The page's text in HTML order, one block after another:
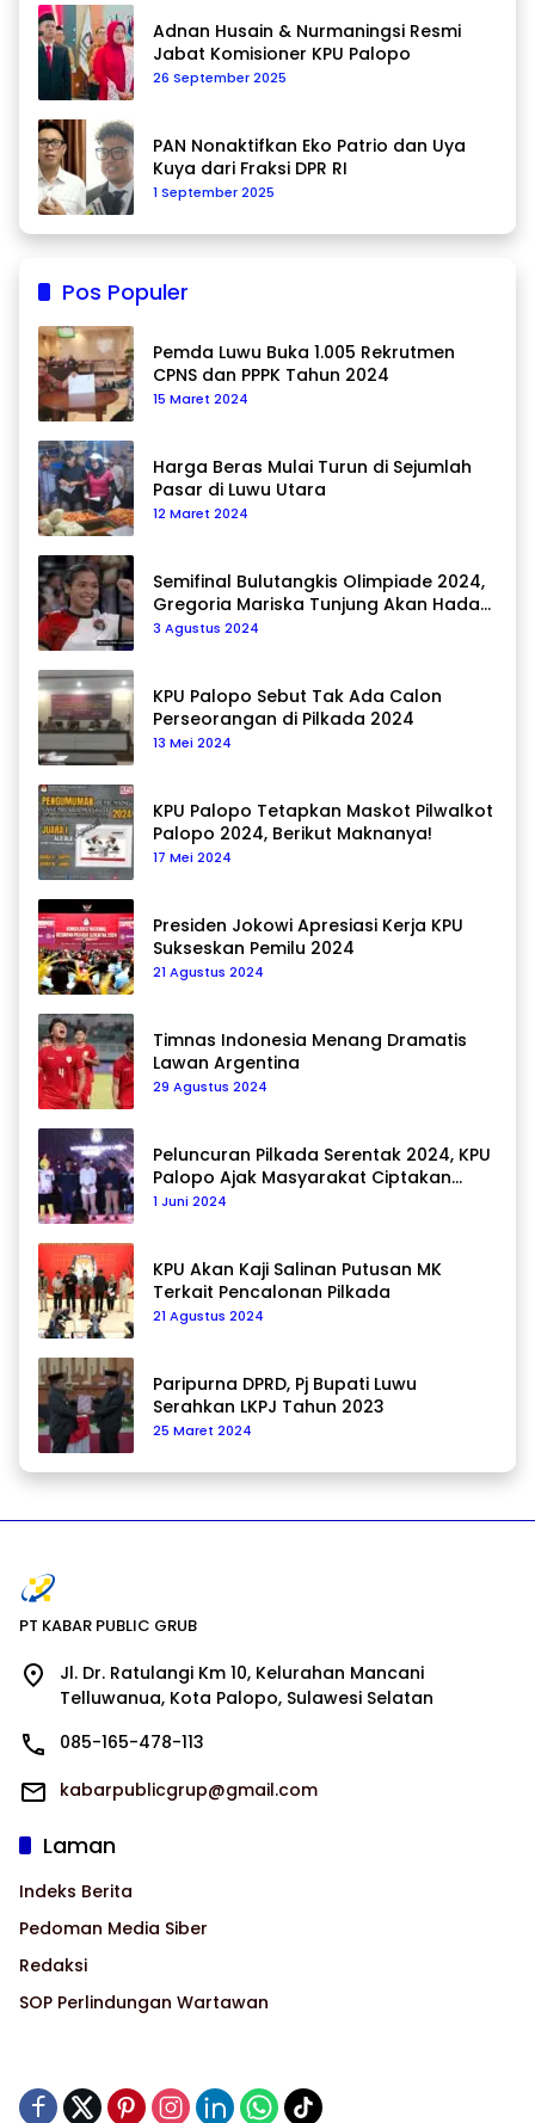
Adnan Husain & Nurmaningsi Resmi
Jabat Komisioner KPU Palopo
26 September 2025
PAN Nonaktifkan Eko Patrio dan Uya
Kuya dari Fraksi DPR RI
1 September 2025
Pos Populer
Pemda Luwu Buka 1.005 Rekrutmen
CPNS dan PPPK Tahun 2024
15 Maret 2024
Harga Beras Mulai Turun di Sejumlah
Pasar di Luwu Utara
12 Maret 2024
Semifinal Bulutangkis Olimpiade 2024,
Gregoria Mariska Tunjung Akan Hadapi
Pemain Asal Korea Selatan
3 Agustus 2024
KPU Palopo Sebut Tak Ada Calon
Perseorangan di Pilkada 2024
13 Mei 2024
KPU Palopo Tetapkan Maskot Pilwalkot
Palopo 2024, Berikut Maknanya!
17 Mei 2024
Presiden Jokowi Apresiasi Kerja KPU
Sukseskan Pemilu 2024
21 Agustus 2024
Timnas Indonesia Menang Dramatis
Lawan Argentina
29 Agustus 2024
Peluncuran Pilkada Serentak 2024, KPU
Palopo Ajak Masyarakat Ciptakan
Pilkada Damai
1 Juni 2024
KPU Akan Kaji Salinan Putusan MK
Terkait Pencalonan Pilkada
21 Agustus 2024
Paripurna DPRD, Pj Bupati Luwu
Serahkan LKPJ Tahun 2023
25 Maret 2024
PT KABAR PUBLIC GRUB
Jl. Dr. Ratulangi Km 10, Kelurahan Mancani
Telluwanua, Kota Palopo, Sulawesi Selatan
085-165-478-113
kabarpublicgrup@gmail.com
Laman
Indeks Berita
Pedoman Media Siber
Redaksi
SOP Perlindungan Wartawan